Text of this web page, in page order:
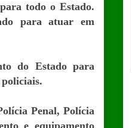
todo o Estado.
para atuar em
do Estado para
Penal, Polícia